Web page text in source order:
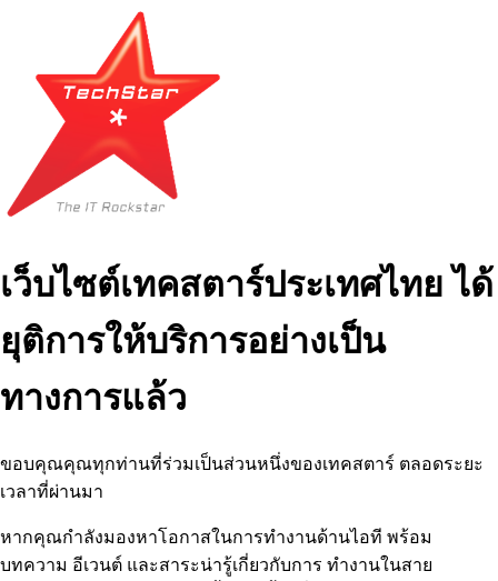
เว็บไซต์เทคสตาร์ประเทศไทย ได้
ยุติการให้บริการอย่างเป็น
ทางการแล้ว
ขอบคุณคุณทุกท่านที่ร่วมเป็นส่วนหนึ่งของเทคสตาร์ ตลอดระยะ
เวลาที่ผ่านมา
หากคุณกำลังมองหาโอกาสในการทำงานด้านไอที พร้อม
บทความ อีเวนต์ และสาระน่ารู้เกี่ยวกับการ ทำงานในสาย